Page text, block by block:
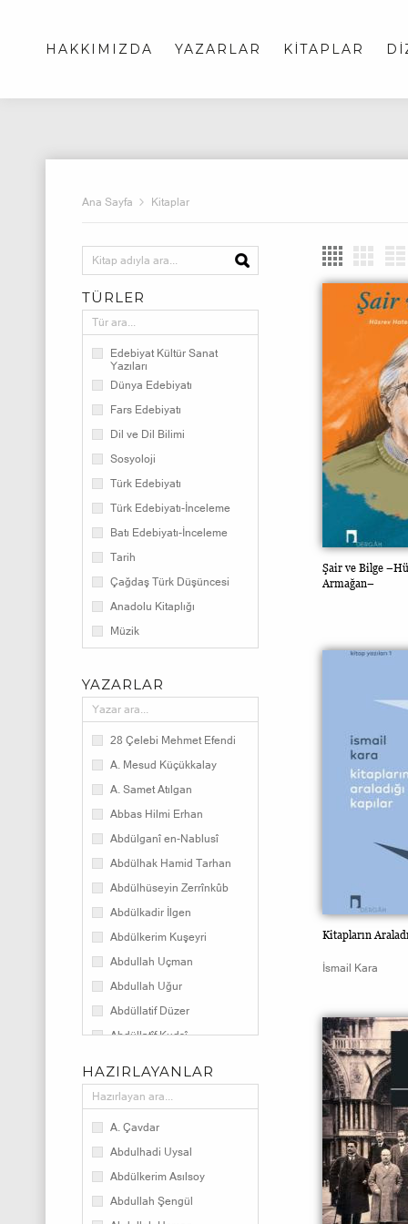
HAKKIMIZDA YAZARLAR KİTAPLAR
Ana Sayfa Kitaplar
TÜRLER
Edebiyat Kültür Sanat
Yazıları
Dünya Edebiyatı
Fars Edebiyatı
Dil ve Dil Bilimi
Sosyoloji
Türk Edebiyatı
Türk Edebiyatı-İnceleme
Batı Edebiyatı-İnceleme
Tarih
Çağdaş Türk Düşüncesi
Anadolu Kitaplığı
Müzik
Doğu Düşüncesi
Batının Gözüyle Türkler
YAZARLAR
28 Çelebi Mehmet Efendi
A. Mesud Küçükkalay
A. Samet Atılgan
Abbas Hilmi Erhan
Abdülganî en-Nablusî
Abdülhak Hamid Tarhan
Abdülhüseyin Zerrînkûb
Abdülkadir İlgen
Abdülkerim Kuşeyri
Abdullah Uçman
Abdullah Uğur
Abdüllatif Düzer
Abdüllatîf Kudsî
Abdürrezzak Kâşânî
Abdurrezzak Tek
Adam Sharr
Adnan Gürbüz
Agâh Sırrı Levend
Ahmed Emîn
HAZIRLAYANLAR
A. Çavdar
Abdulhadi Uysal
Abdülkerim Asılsoy
Abdullah Şengül
Şair ve Bilge
Armağan–
Kitapların
İsmail Kara